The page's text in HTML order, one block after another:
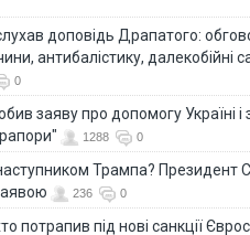
доповідь Драпатого:
антибалістику, далекобійні
0
заяву про допомогу Україні і
1288 0
Трампа? Президент
236 0
потрапив під нові санкції